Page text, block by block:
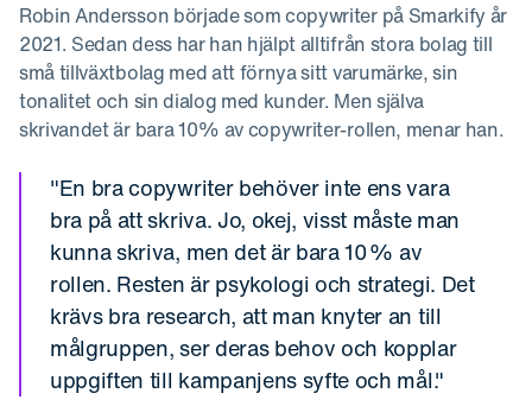
Robin Andersson började som copywriter på Smarkify år
2021. Sedan dess har han hjälpt alltifrån stora bolag till
små tillväxtbolag med att förnya sitt varumärke, sin
tonalitet och sin dialog med kunder. Men själva
skrivandet är bara 10% av copywriter-rollen, menar han.
"En bra copywriter behöver inte ens vara
bra på att skriva. Jo, okej, visst måste man
kunna skriva, men det är bara 10% av
rollen. Resten är psykologi och strategi. Det
krävs bra research, att man knyter an till
målgruppen, ser deras behov och kopplar
uppgiften till kampanjens syfte och mål."